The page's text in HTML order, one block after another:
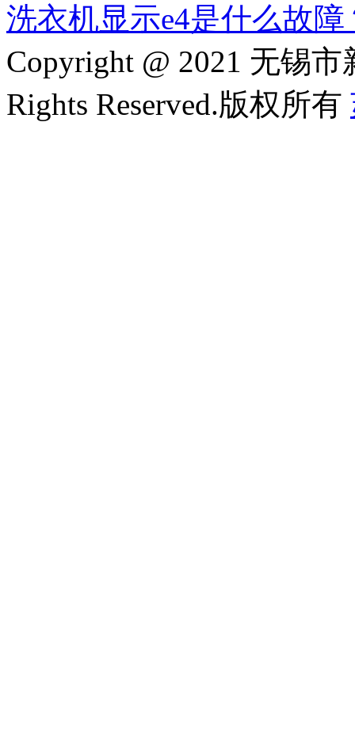
洗衣机显示e4是什么故障
Copyright @ 2021 无锡
Rights Reserved.版权所有